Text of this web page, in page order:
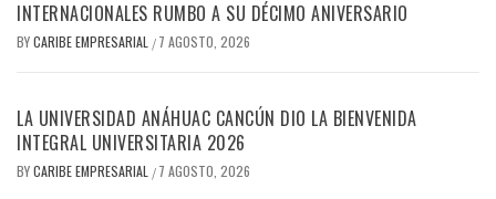
INTERNACIONALES RUMBO A SU DÉCIMO ANIVERSARIO
BYCARIBE EMPRESARIAL / 7 AGOSTO, 2026
LA UNIVERSIDAD ANÁHUAC CANCÚN DIO LA BIENVENIDA
INTEGRAL UNIVERSITARIA 2026
BYCARIBE EMPRESARIAL / 7 AGOSTO, 2026